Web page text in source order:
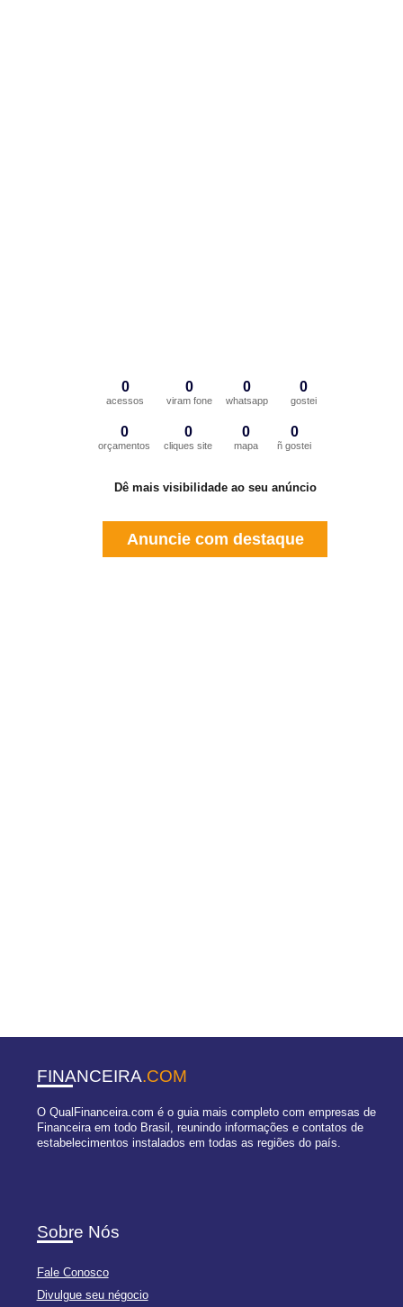
0
acessos
0
viram fone
0
whatsapp
0
gostei
0
orçamentos
0
cliques site
0
mapa
0
ñ gostei
Dê mais visibilidade ao seu anúncio
Anuncie com destaque
FINANCEIRA.COM
O QualFinanceira.com é o guia mais completo com empresas de
Financeira em todo Brasil, reunindo informações e contatos de
estabelecimentos instalados em todas as regiões do país.
Sobre Nós
Fale Conosco
Divulgue seu négocio